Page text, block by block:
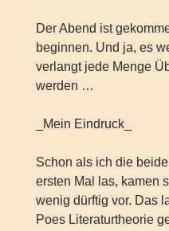
Der Abend ist
beginnen. Und ja, es
verlangt jede Menge
werden …
_Mein Eindruck_
Schon als ich die
ersten Mal las, kamen
wenig dürftig vor. Das
Poes Literaturtheorie